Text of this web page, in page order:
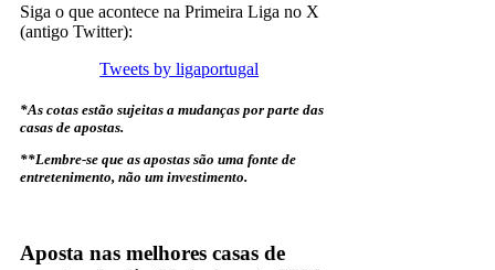
Siga o que acontece na Primeira Liga no X
(antigo Twitter):
Tweets by ligaportugal
*As cotas estão sujeitas a mudanças por parte das
casas de apostas.
**Lembre-se que as apostas são uma fonte de
entretenimento, não um investimento.
Aposta nas melhores casas de